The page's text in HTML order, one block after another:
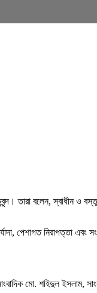
তারা বলেন, স্বাধীন ও
পেশাগত নিরাপত্তা এবং
মো. শহিদুল ইসলাম,